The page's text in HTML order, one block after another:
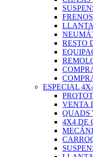
FRENOS
RESTO
ESPECIAL
VENTA
QUADS
4X4 DE